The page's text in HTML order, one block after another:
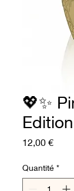
💖✨
12,00 €Prix
Quantité *